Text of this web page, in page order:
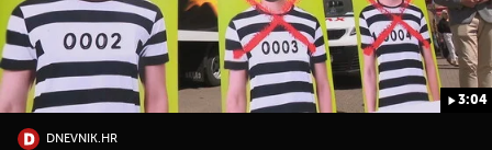
3:04
DNEVNIK.HR